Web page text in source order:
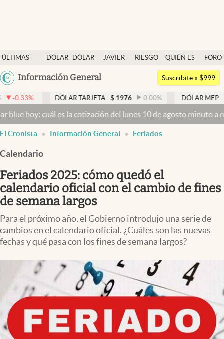
ÚLTIMAS
NOTICIAS
DÓLAR
DÓLAR
JAVIER
RIESGO
QUIÉN ES
QUIÉN
FORO
Argentina
México
Información General
Dólar
Members
Economía y Política
Finanzas y Mercados
Mercados Online
Negocios
Columnistas
Otras secciones
Infotechnology
Clase
Mundial 2026
Eventos Corporativos
El Cronista Studio
Suscribite x $999
DÓLAR TARJETA $ 1976 0.00% DÓLAR MEP $ 1526,03
es la cotización del lunes 10 de agosto minuto a minuto
El Cronista Información General Feriados
Calendario
Feriados 2025: cómo quedó el
calendario oficial con el cambio de fines
de semana largos
Para el próximo año, el Gobierno introdujo una serie de
cambios en el calendario oficial. ¿Cuáles son las nuevas
fechas y qué pasa con los fines de semana largos?